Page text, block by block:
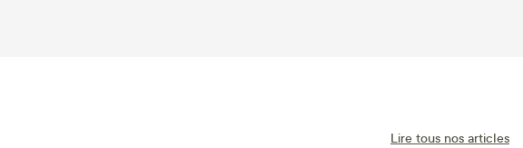
Lire tous nos articles